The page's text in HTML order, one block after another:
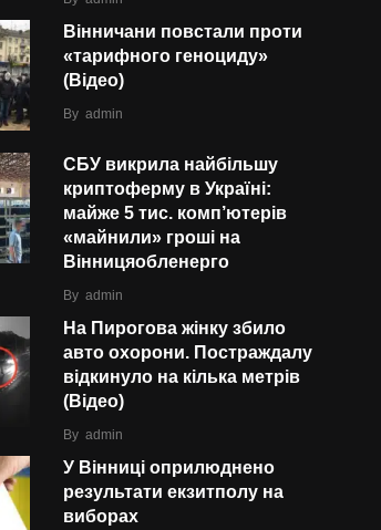
Вінничани повстали проти
«тарифного геноциду»
(Відео)
By admin
СБУ викрила найбільшу
криптоферму в Україні:
майже 5 тис. комп’ютерів
«майнили» гроші на
Вінницяобленерго
By admin
На Пирогова жінку збило
авто охорони. Постраждалу
відкинуло на кілька метрів
(Відео)
By admin
У Вінниці оприлюднено
результати екзитполу на
виборах